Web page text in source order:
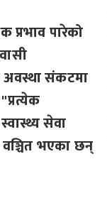
प्रभाव पारेको
संकटमा
सेवा
वञ्चित भएका छन्